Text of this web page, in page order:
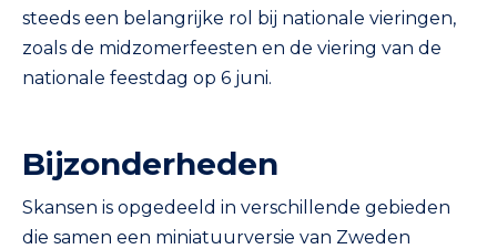
steeds een belangrijke rol bij nationale vieringen,
zoals de midzomerfeesten en de viering van de
nationale feestdag op 6 juni.
Bijzonderheden
Skansen is opgedeeld in verschillende gebieden
die samen een miniatuurversie van Zweden